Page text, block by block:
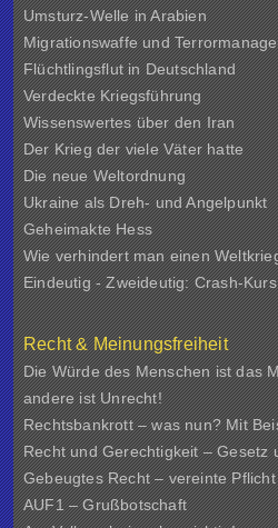
Umsturz-Welle in Arabien
Migrationswaffe und
Flüchtlingsflut in Deutschland
Verdeckte Kriegsführung
Wissenswertes über den Iran
Der Krieg der viele Väter hatte
Die neue Weltordnung
Ukraine als Dreh- und Angelpunkt
Geheimakte Hess
Wie verhindert man einen
Eindeutig - Zweideutig: Crash-
Recht & Meinungsfreiheit
Die Würde des Menschen ist das
andere ist Unrecht!
Rechtsbankrott – was nun? Mit
Recht und Gerechtigkeit – Gesetz
Gebeugtes Recht – vereinte Pflicht
AUF1 – Grußbotschaft